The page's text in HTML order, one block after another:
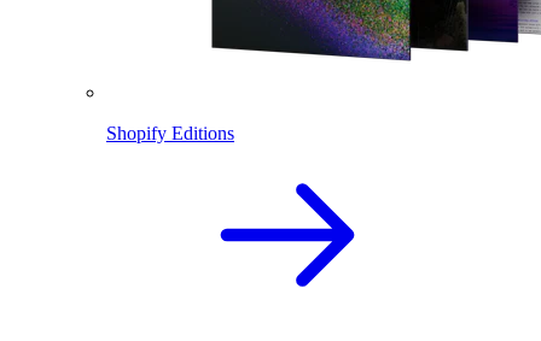
Shopify Editions